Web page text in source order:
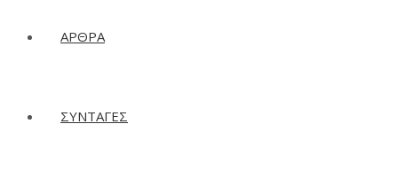
ΑΡΘΡΑ
ΣΥΝΤΑΓΕΣ